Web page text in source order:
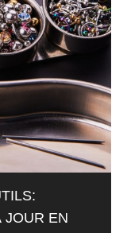
JOUR EN